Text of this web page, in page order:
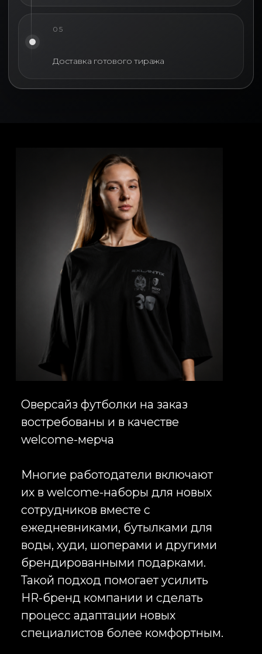
05
Доставка готового тиража
жизни сотрудников, клиентов и
Для HR-команд брендированная
одежда помогает формировать
чувство принадлежности к
компании и укреплять
единый профессиональный
образ сотрудников на встречах и
Корпоративные футболки с
логотипом используются во время
отраслевых конференций,
форумов, презентаций новых
продуктов, внутренних
мероприятий, спортивных
событий и клиентских
активностей. При этом стоимость
контакта с аудиторией зачастую
оказывается значительно ниже по
сравнению с классическими
рекламными инструментами.
Какие ткани используются при
логотипом
Выбор материала напрямую
комфорт сотрудников и срок
службы одежды.
Для производства корпоративных
футболок чаще всего
различной плотности. Они
воздухопроницаемостью,
приятны к телу и подходят для
Смесовые материалы позволяют
увеличить износостойкость
изделий и сохранить форму после
большого количества стирок.
Такие решения востребованы
среди компаний, сотрудники
режиме.
Для премиального мерча часто